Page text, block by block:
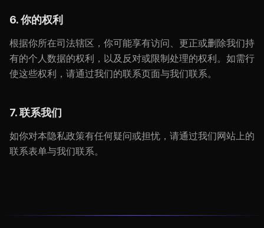
6. 你的权利
根据你所在司法辖区，你可能享有访问、更正或删除我们持
有的个人数据的权利，以及反对或限制处理的权利。如需行
使这些权利，请通过我们的联系页面与我们联系。
7. 联系我们
如你对本隐私政策有任何疑问或担忧，请通过我们网站上的
联系表单与我们联系。